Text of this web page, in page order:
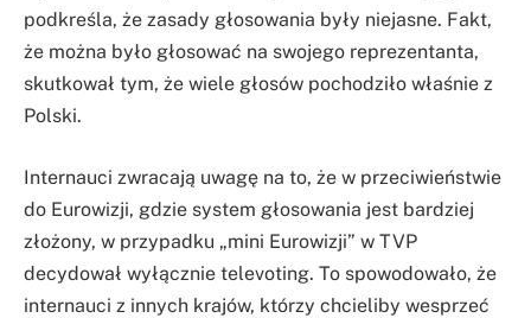
podkreśla, że zasady głosowania były niejasne. Fakt,
że można było głosować na swojego reprezentanta,
skutkował tym, że wiele głosów pochodziło właśnie z
Polski.
Internauci zwracają uwagę na to, że w przeciwieństwie
do Eurowizji, gdzie system głosowania jest bardziej
złożony, w przypadku „mini Eurowizji” w TVP
decydował wyłącznie televoting. To spowodowało, że
internauci z innych krajów, którzy chcieliby wesprzeć